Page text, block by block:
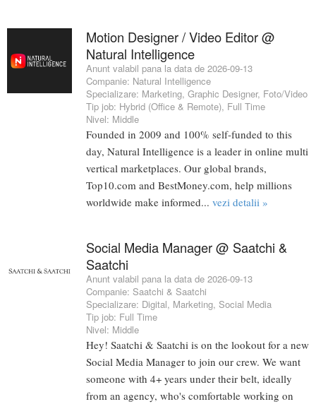
Motion Designer / Video Editor @
Natural Intelligence
Anunt valabil pana la data de 2026-09-13
Companie: Natural Intelligence
Specializare: Marketing, Graphic Designer, Foto/Video
Tip job: Hybrid (Office & Remote), Full Time
Nivel: Middle
Founded in 2009 and 100% self-funded to this
day, Natural Intelligence is a leader in online multi
vertical marketplaces. Our global brands,
Top10.com and BestMoney.com, help millions
worldwide make informed... vezi detalii »
Social Media Manager @ Saatchi &
Saatchi
Anunt valabil pana la data de 2026-09-13
Companie: Saatchi & Saatchi
Specializare: Digital, Marketing, Social Media
Tip job: Full Time
Nivel: Middle
Hey! Saatchi & Saatchi is on the lookout for a new
Social Media Manager to join our crew. We want
someone with 4+ years under their belt, ideally
from an agency, who's comfortable working on